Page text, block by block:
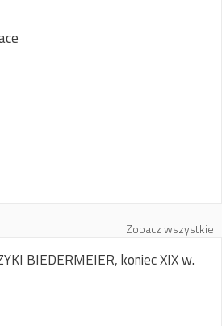
Zobacz wszystkie
BIEDERMEIER, koniec XIX w.